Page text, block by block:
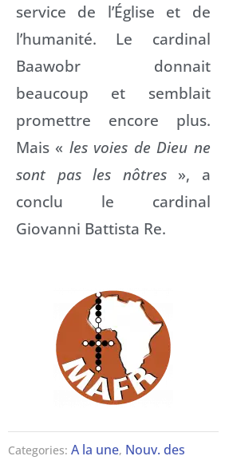
service de l’Église et de
l’humanité. Le cardinal
Baawobr donnait
beaucoup et semblait
promettre encore plus.
Mais « les voies de Dieu ne
sont pas les nôtres», a
conclu le cardinal
Giovanni Battista Re.
Categories: A la une, Nouv. des